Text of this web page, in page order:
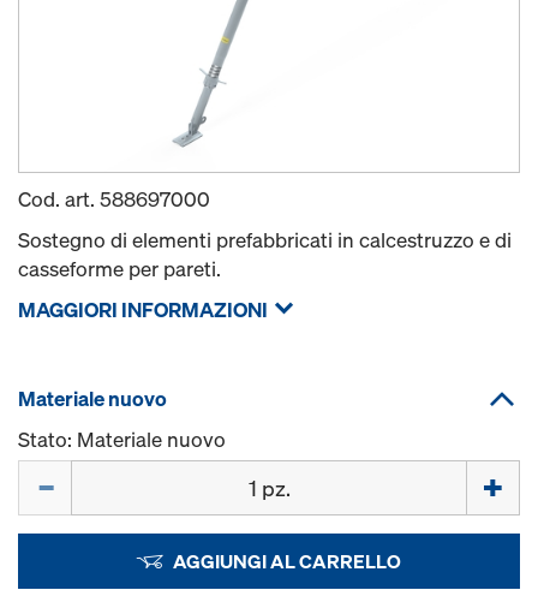
Cod. art. 588697000
Sostegno di elementi prefabbricati in calcestruzzo e di
casseforme per pareti.
MAGGIORI INFORMAZIONI
Materiale nuovo
Stato: Materiale nuovo
AGGIUNGI AL CARRELLO